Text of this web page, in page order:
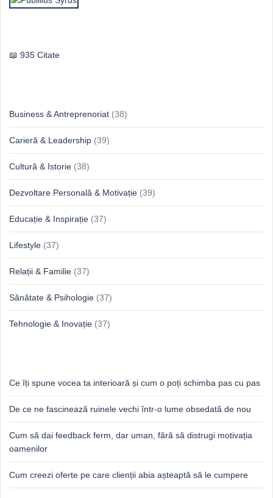
935 Citate
Business & Antreprenoriat (38)
Carieră & Leadership (39)
Cultură & Istorie (38)
Dezvoltare Personală & Motivație (39)
Educație & Inspirație (37)
Lifestyle (37)
Relații & Familie (37)
Sănătate & Psihologie (37)
Tehnologie & Inovație (37)
Ce îți spune vocea ta interioară și cum o poți schimba pas cu pas
De ce ne fascinează ruinele vechi într-o lume obsedată de nou
Cum să dai feedback ferm, dar uman, fără să distrugi motivația
oamenilor
Cum creezi oferte pe care clienții abia așteaptă să le cumpere